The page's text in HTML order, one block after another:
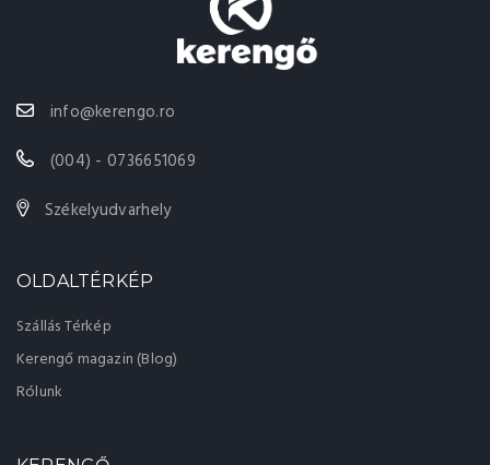
info@kerengo.ro
(004) - 0736651069
Székelyudvarhely
OLDALTÉRKÉP
Szállás Térkép
Kerengő magazin (Blog)
Rólunk